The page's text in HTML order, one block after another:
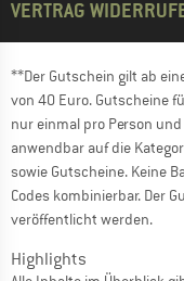
VERTRAG
**Der Gutschein gilt ab
von 40 Euro. Gutscheine
nur einmal pro Person
anwendbar auf die
sowie Gutscheine. Keine
Codes kombinierbar. Der
veröffentlicht werden.
Highlights